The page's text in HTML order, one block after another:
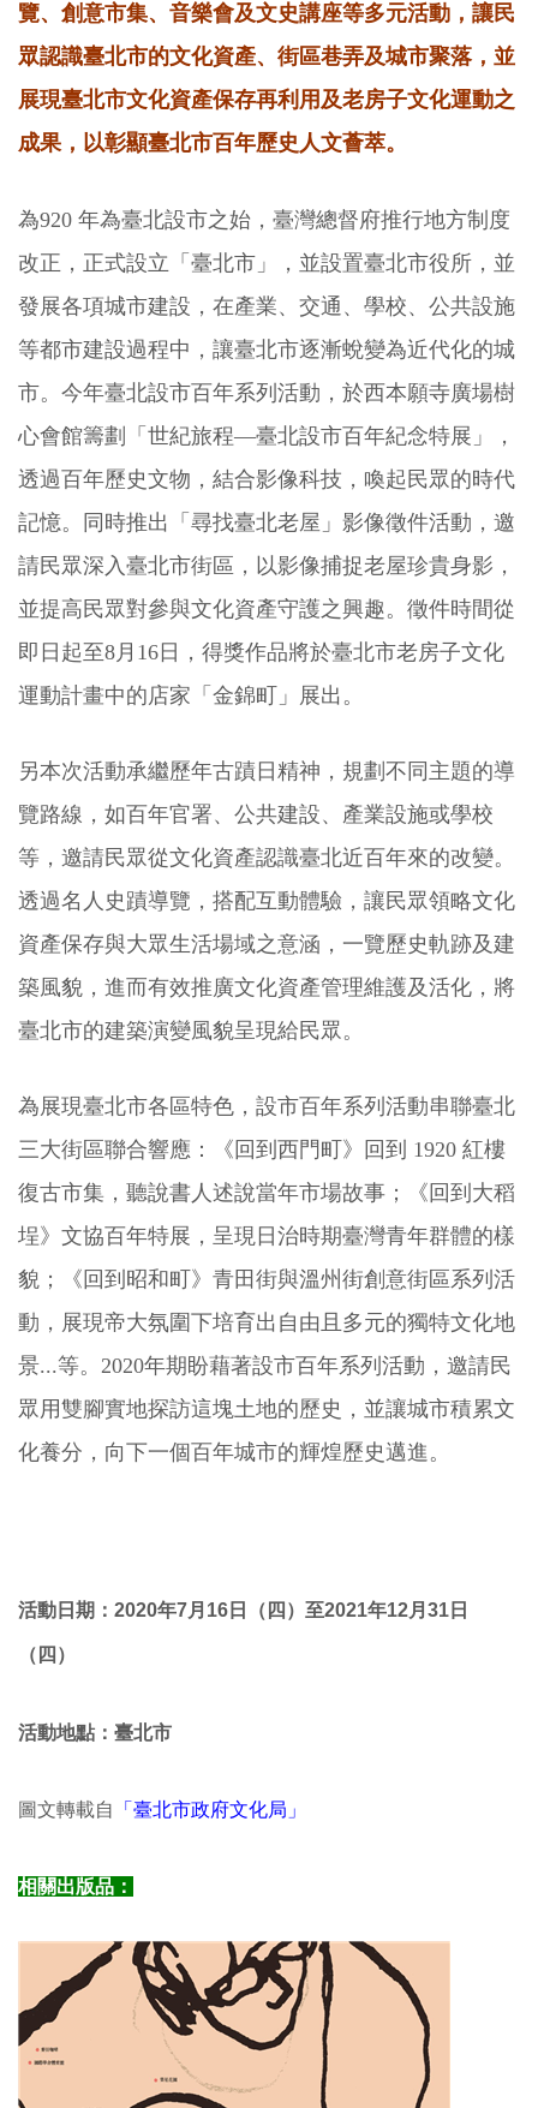
覽、創意市集、音樂會及文史講座等多元活動，讓民
眾認識臺北市的文化資產、街區巷弄及城市聚落，並
展現臺北市文化資產保存再利用及老房子文化運動之
成果，以彰顯臺北市百年歷史人文薈萃。
為920 年為臺北設市之始，臺灣總督府推行地方制度
改正，正式設立「臺北市」，並設置臺北市役所，並
發展各項城市建設，在產業、交通、學校、公共設施
等都市建設過程中，讓臺北市逐漸蛻變為近代化的城
市。今年臺北設市百年系列活動，於西本願寺廣場樹
心會館籌劃「世紀旅程—臺北設市百年紀念特展」，
透過百年歷史文物，結合影像科技，喚起民眾的時代
記憶。同時推出「尋找臺北老屋」影像徵件活動，邀
請民眾深入臺北市街區，以影像捕捉老屋珍貴身影，
並提高民眾對參與文化資產守護之興趣。徵件時間從
即日起至8月16日，得獎作品將於臺北市老房子文化
運動計畫中的店家「金錦町」展出。
另本次活動承繼歷年古蹟日精神，規劃不同主題的導
覽路線，如百年官署、公共建設、產業設施或學校
等，邀請民眾從文化資產認識臺北近百年來的改變。
透過名人史蹟導覽，搭配互動體驗，讓民眾領略文化
資產保存與大眾生活場域之意涵，一覽歷史軌跡及建
築風貌，進而有效推廣文化資產管理維護及活化，將
臺北市的建築演變風貌呈現給民眾。
為展現臺北市各區特色，設市百年系列活動串聯臺北
三大街區聯合響應：《回到西門町》回到 1920 紅樓
復古市集，聽說書人述說當年市場故事；《回到大稻
埕》文協百年特展，呈現日治時期臺灣青年群體的樣
貌；《回到昭和町》青田街與溫州街創意街區系列活
動，展現帝大氛圍下培育出自由且多元的獨特文化地
景...等。2020年期盼藉著設市百年系列活動，邀請民
眾用雙腳實地探訪這塊土地的歷史，並讓城市積累文
化養分，向下一個百年城市的輝煌歷史邁進。
活動日期：2020年7月16日（四 ）至2021年12月31日
（四）
活動地點：臺北市
圖文轉載自 「臺北市政府文化局」
相關出版品：